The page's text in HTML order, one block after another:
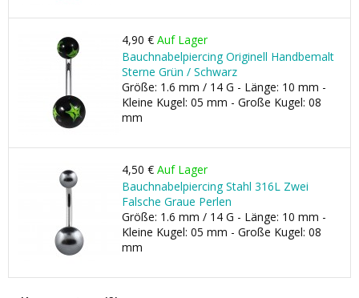
4,90 € Auf Lager
Bauchnabelpiercing Originell Handbemalt
Sterne Grün / Schwarz
Größe: 1.6 mm / 14 G - Länge: 10 mm -
Kleine Kugel: 05 mm - Große Kugel: 08
mm
4,50 € Auf Lager
Bauchnabelpiercing Stahl 316L Zwei
Falsche Graue Perlen
Größe: 1.6 mm / 14 G - Länge: 10 mm -
Kleine Kugel: 05 mm - Große Kugel: 08
mm